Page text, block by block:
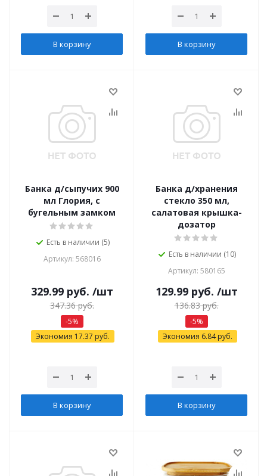
В корзину В корзину
Банка д/сыпучих 900
мл Глория, с
бугельным замком
Есть в наличии (5)
Артикул: 568016
329.99руб. /шт
347.36руб.
-5%
Экономия 17.37 руб.
В корзину
Банка д/хранения
стекло 350 мл,
салатовая крышка-
дозатор
Есть в наличии (10)
Артикул: 580165
129.99руб. /шт
136.83руб.
-5%
Экономия 6.84руб.
В корзину